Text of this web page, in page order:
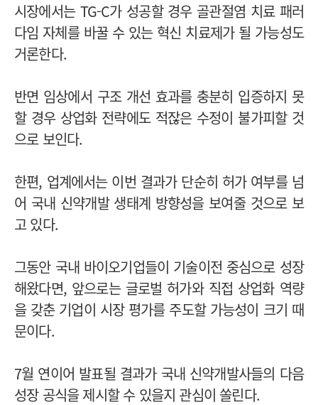
시장에서는 TG-C가 성공할 경우 골관절염 치료 패러
다임 자체를 바꿀 수 있는 혁신 치료제가 될 가능성도
거론한다.
반면 임상에서 구조 개선 효과를 충분히 입증하지 못
할 경우 상업화 전략에도 적잖은 수정이 불가피할 것
으로 보인다.
한편, 업계에서는 이번 결과가 단순히 허가 여부를 넘
어 국내 신약개발 생태계 방향성을 보여줄 것으로 보
고 있다.
그동안 국내 바이오기업들이 기술이전 중심으로 성장
해왔다면, 앞으로는 글로벌 허가와 직접 상업화 역량
을 갖춘 기업이 시장 평가를 주도할 가능성이 크기 때
문이다.
7월 연이어 발표될 결과가 국내 신약개발사들의 다음
성장 공식을 제시할 수 있을지 관심이 쏠린다.